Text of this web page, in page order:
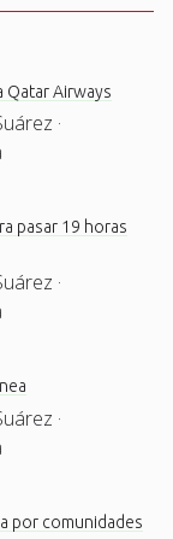
Qatar Airways
·
pasar 19 horas
·
·
por comunidades